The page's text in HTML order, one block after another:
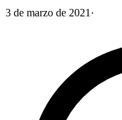
3 de marzo de 2021 ·